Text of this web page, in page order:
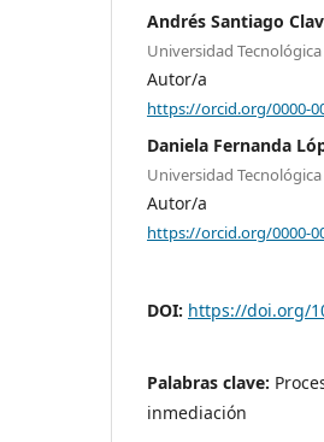
Andrés Santiago
Universidad
Autor/a
https://orcid.org/0000-
Daniela Fernanda
Universidad
Autor/a
https://orcid.org/0000-
DOI: https://doi.org/
Palabras clave:
inmediación